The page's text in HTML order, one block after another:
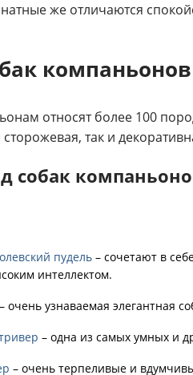
же отличаются
компаньонов
относят более 100
сторожевая, так и
собак
пудель– сочетают в
интеллектом.
очень узнаваемая элегантная
– одна из самых умных и
– очень терпеливые и